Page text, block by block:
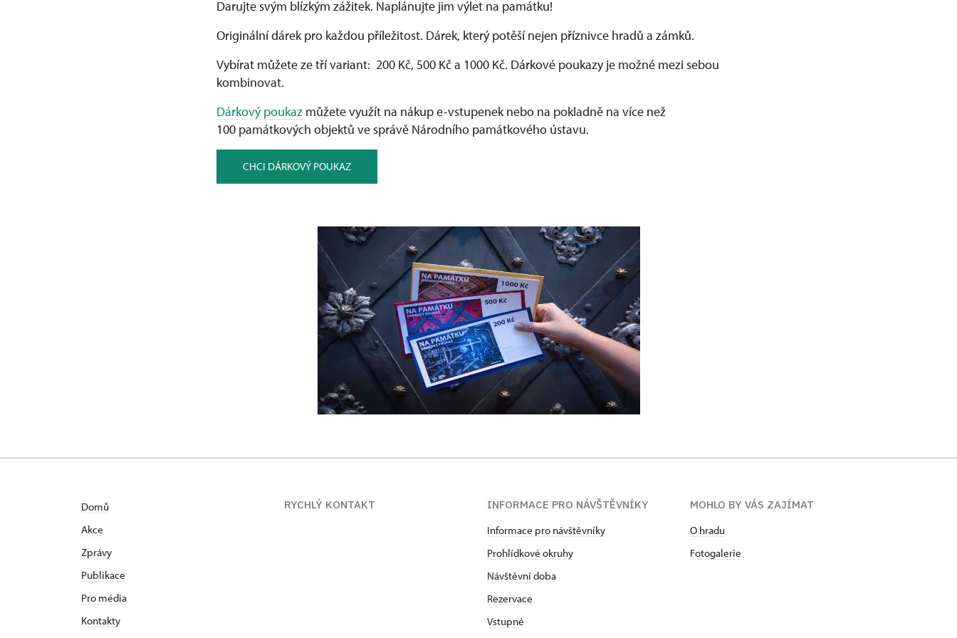
Darujte svým blízkým zážitek. Naplánujte jim výlet na památku!
Originální dárek pro každou příležitost. Dárek, který potěší nejen příznivce hradů a zámků.
Vybírat můžete ze tří variant: ⁠ 200 Kč, 500 Kč a 1000 Kč. Dárkové poukazy je možné mezi sebou
kombinovat.
Dárkový poukaz můžete využít na nákup e-vstupenek nebo na pokladně na více než
100 památkových objektů ve správě Národního památkového ústavu.
CHCI DÁRKOVÝ POUKAZ
Domů
Akce
Zprávy
Publikace
Pro média
Kontakty
RYCHLÝ KONTAKT
INFORMACE PRO NÁVŠTĚVNÍKY
Informace pro návštěvníky
Prohlídkové okruhy
Návštěvní doba
Rezervace
Vstupné
MOHLO BY VÁS ZAJÍMAT
O hradu
Fotogalerie